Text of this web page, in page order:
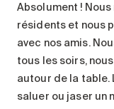
Absolument !
résidents et nous
avec nos amis.
tous les soirs,
autour de la table.
saluer ou jaser un